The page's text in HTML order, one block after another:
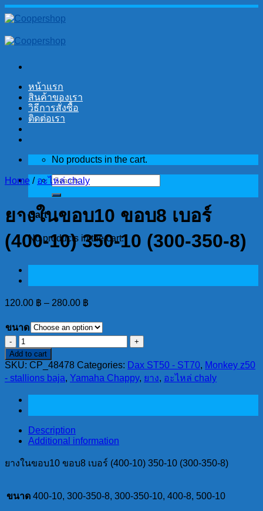
Skip
to
หน้าแรก
สินค้าของเรา
วิธีการสั่งซื้อ
ติดต่อเรา
No products in the cart.
Search
for:
Cart
No products in the cart.
Home / อะไหล่ chaly
ยางในขอบ10 ขอบ8 เบอร์
(400-10) 350-10 (300-350-8)
120.00 ฿ – 280.00 ฿
ขนาด
ยาง
ใน
ขอบ10
เบอร์
(400-
350-
10
(300-
350-
Add to cart
SKU: CP_48478 Categories: Dax ST50 - ST70, Monkey z50
- stallions baja, Yamaha Chappy, ยาง, อะไหล่ chaly
Description
Additional information
ยางในขอบ10 ขอบ8 เบอร์ (400-10) 350-10 (300-350-8)
ขนาด 400-10, 300-350-8, 300-350-10, 400-8, 500-10